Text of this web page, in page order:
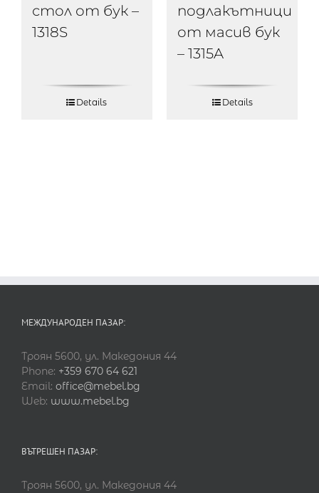
стол от бук –
1318S
Details
подлакътници
от масив бук
– 1315A
Details
МЕЖДУНАРОДЕН ПАЗАР:
Троян 5600, ул. Македония 44
Phone: +359 670 64 621
Email: office@mebel.bg
Web: www.mebel.bg
ВЪТРЕШЕН ПАЗАР:
Троян 5600, ул. Македония 44